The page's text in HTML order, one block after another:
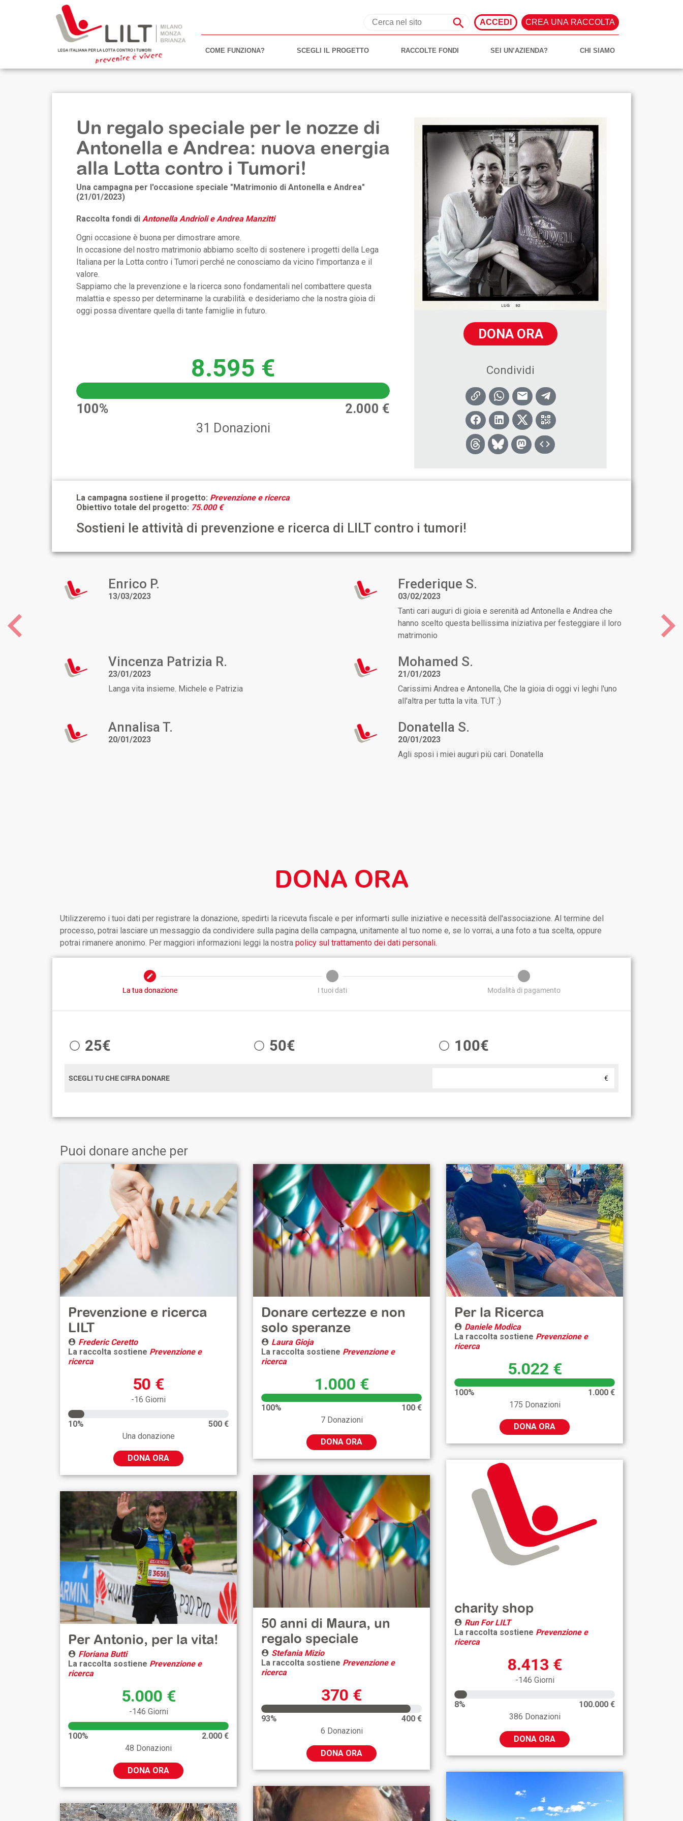
ACCEDI CREA UNA RACCOLTA
COME FUNZIONA? SCEGLI IL PROGETTO RACCOLTE FONDI SEI UN’AZIENDA? CHI SIAMO
Un regalo speciale per le nozze di
Antonella e Andrea: nuova energia
alla Lotta contro i Tumori!
Una campagna per l'occasione speciale "Matrimonio di Antonella e Andrea"
(21/01/2023)
Raccolta fondi di Antonella Andrioli e Andrea Manzitti
Ogni occasione è buona per dimostrare amore.
In occasione del nostro matrimonio abbiamo scelto di sostenere i progetti della Lega
Italiana per la Lotta contro i Tumori perché ne conosciamo da vicino l'importanza e il
valore.
Sappiamo che la prevenzione e la ricerca sono fondamentali nel combattere questa
malattia e spesso per determinarne la curabilità. e desideriamo che la nostra gioia di
oggi possa diventare quella di tante famiglie in futuro.
8.595 €
100%
2.000 €
31 Donazioni
DONA ORA
Condividi
La campagna sostiene il progetto: Prevenzione e ricerca
Obiettivo totale del progetto: 75.000 €
Sostieni le attività di prevenzione e ricerca di LILT contro i tumori!
Previous
Enrico P.
13/03/2023
Frederique S.
03/02/2023
Tanti cari auguri di gioia e serenità ad Antonella e Andrea che
hanno scelto questa bellissima iniziativa per festeggiare il loro
matrimonio
Vincenza Patrizia R.
23/01/2023
Langa vita insieme. Michele e Patrizia
Mohamed S.
21/01/2023
Carissimi Andrea e Antonella, Che la gioia di oggi vi leghi l'uno
all'altra per tutta la vita. TUT :)
Annalisa T.
20/01/2023
Donatella S.
20/01/2023
Agli sposi i miei auguri più cari. Donatella
DONA ORA
Utilizzeremo i tuoi dati per registrare la donazione, spedirti la ricevuta fiscale e per informarti sulle iniziative e necessità dell'associazione. Al termine del
processo, potrai lasciare un messaggio da condividere sulla pagina della campagna, unitamente al tuo nome e, se lo vorrai, a una foto a tua scelta, oppure
potrai rimanere anonimo. Per maggiori informazioni leggi la nostra policy sul trattamento dei dati personali.
Puoi donare anche per
Prevenzione e ricerca
LILT
Frederic Ceretto
La raccolta sostiene Prevenzione e
ricerca
50 €
-16 Giorni
10%
500 €
Una donazione
DONA ORA
Donare certezze e non
solo speranze
Laura Gioja
La raccolta sostiene Prevenzione e
ricerca
1.000 €
100%
100 €
7 Donazioni
DONA ORA
Per la Ricerca
Daniele Modica
La raccolta sostiene Prevenzione e
ricerca
5.022 €
100%
1.000 €
175 Donazioni
DONA ORA
charity shop
Run For LILT
La raccolta sostiene Prevenzione e
ricerca
8.413 €
-146 Giorni
8%
100.000 €
386 Donazioni
DONA ORA
50 anni di Maura, un
regalo speciale
Stefania Mizio
La raccolta sostiene Prevenzione e
ricerca
370 €
93%
400 €
6 Donazioni
DONA ORA
Per Antonio, per la vita!
Floriana Butti
La raccolta sostiene Prevenzione e
ricerca
5.000 €
-146 Giorni
100%
2.000 €
48 Donazioni
DONA ORA